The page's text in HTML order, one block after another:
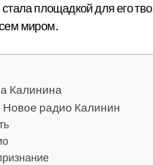
площадкой для его
миром.
Калинина
радио Калинин